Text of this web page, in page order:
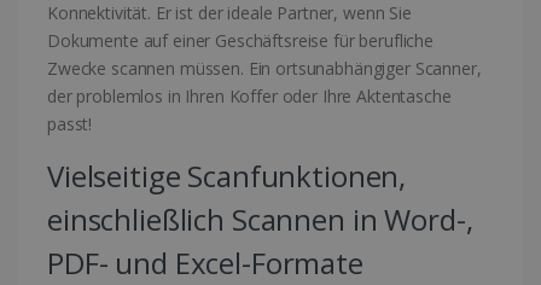
Konnektivität. Er ist der ideale Partner, wenn Sie
Dokumente auf einer Geschäftsreise für berufliche
Zwecke scannen müssen. Ein ortsunabhängiger Scanner,
der problemlos in Ihren Koffer oder Ihre Aktentasche
passt!
Vielseitige Scanfunktionen,
einschließlich Scannen in Word-,
PDF- und Excel-Formate